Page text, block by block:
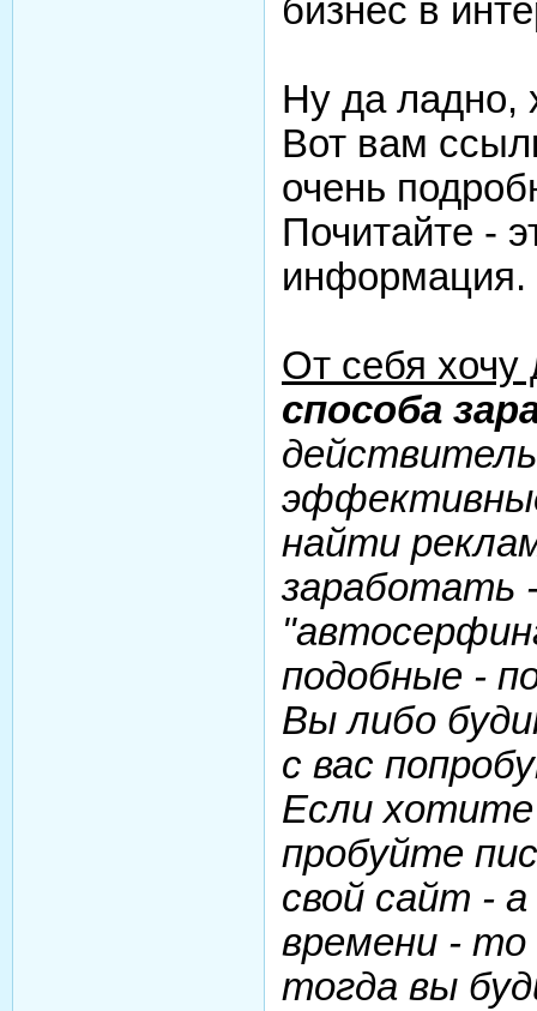
бизнес в
Ну да ладно,
Вот вам
очень
Почитайте -
информация.
От себя
способа
найти
заработать
подобные -
Вы либо
с вас
Если
пробуйте
свой сайт - а
времени - то
тогда вы